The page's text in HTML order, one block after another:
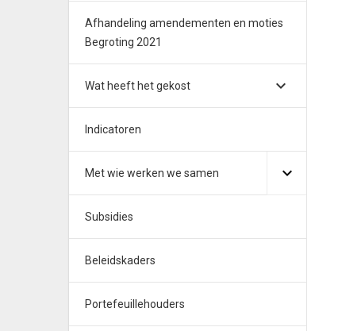
Afhandeling amendementen en moties
Begroting 2021
Wat heeft het gekost
Indicatoren
Met wie werken we samen
Subsidies
Beleidskaders
Portefeuillehouders